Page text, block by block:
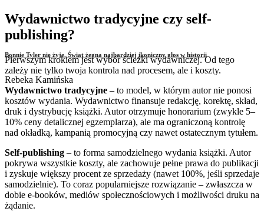
Bonnie Tyler nie żyje. Świat żegna najbardziej ikoniczny głos w historii
Rebeka Kamińska
Wydawnictwo tradycyjne czy self-
publishing?
Pierwszym krokiem jest wybór ścieżki wydawniczej. Od tego
zależy nie tylko twoja kontrola nad procesem, ale i koszty.
Wydawnictwo tradycyjne – to model, w którym autor nie ponosi
kosztów wydania. Wydawnictwo finansuje redakcję, korektę, skład,
druk i dystrybucję książki. Autor otrzymuje honorarium (zwykle 5–
10% ceny detalicznej egzemplarza), ale ma ograniczoną kontrolę
nad okładką, kampanią promocyjną czy nawet ostatecznym tytułem.
Self-publishing – to forma samodzielnego wydania książki. Autor
pokrywa wszystkie koszty, ale zachowuje pełne prawa do publikacji
i zyskuje większy procent ze sprzedaży (nawet 100%, jeśli sprzedaje
samodzielnie). To coraz popularniejsze rozwiązanie – zwłaszcza w
dobie e-booków, mediów społecznościowych i możliwości druku na
żądanie.